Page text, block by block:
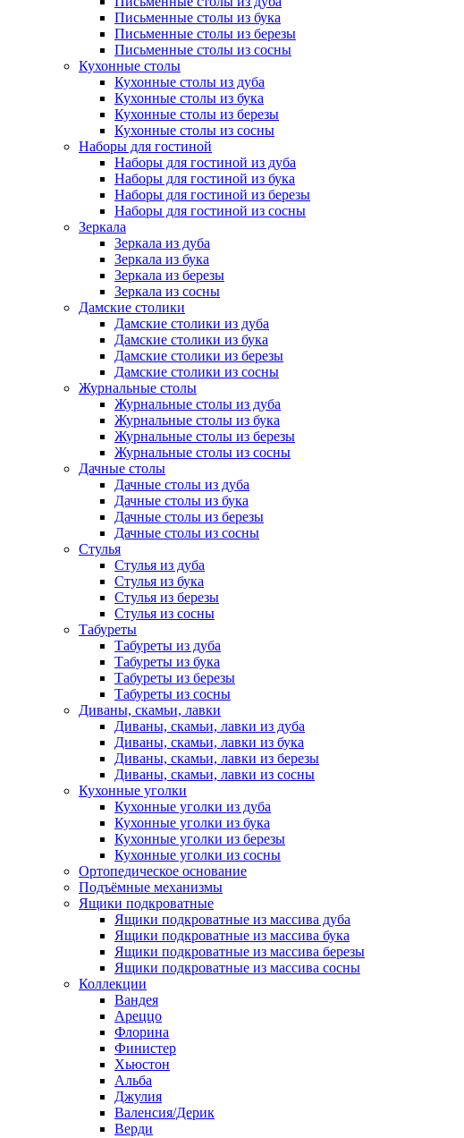
Письменные столы из бука
Письменные столы из березы
Письменные столы из сосны
Кухонные столы
Кухонные столы из дуба
Кухонные столы из бука
Кухонные столы из березы
Кухонные столы из сосны
Наборы для гостиной
Наборы для гостиной из дуба
Наборы для гостиной из бука
Наборы для гостиной из березы
Наборы для гостиной из сосны
Зеркала
Зеркала из дуба
Зеркала из бука
Зеркала из березы
Зеркала из сосны
Дамские столики
Дамские столики из дуба
Дамские столики из бука
Дамские столики из березы
Дамские столики из сосны
Журнальные столы
Журнальные столы из дуба
Журнальные столы из бука
Журнальные столы из березы
Журнальные столы из сосны
Дачные столы
Дачные столы из дуба
Дачные столы из бука
Дачные столы из березы
Дачные столы из сосны
Стулья
Стулья из дуба
Стулья из бука
Стулья из березы
Стулья из сосны
Табуреты
Табуреты из дуба
Табуреты из бука
Табуреты из березы
Табуреты из сосны
Диваны, скамьи, лавки
Диваны, скамьи, лавки из дуба
Диваны, скамьи, лавки из бука
Диваны, скамьи, лавки из березы
Диваны, скамьи, лавки из сосны
Кухонные уголки
Кухонные уголки из дуба
Кухонные уголки из бука
Кухонные уголки из березы
Кухонные уголки из сосны
Ортопедическое основание
Подъёмные механизмы
Ящики подкроватные
Ящики подкроватные из массива дуба
Ящики подкроватные из массива бука
Ящики подкроватные из массива березы
Ящики подкроватные из массива сосны
Коллекции
Вандея
Ареццо
Флорина
Финистер
Хьюстон
Альба
Джулия
Валенсия/Дерик
Верди